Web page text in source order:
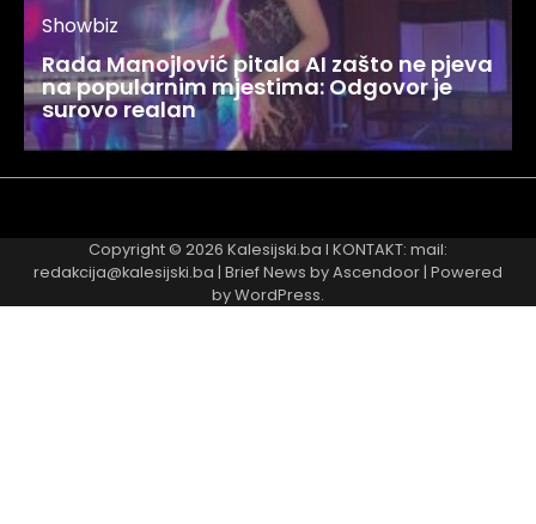
Showbiz
Rada Manojlović pitala AI zašto ne pjeva
na popularnim mjestima: Odgovor je
surovo realan
Copyright © 2026 Kalesijski.ba I KONTAKT: mail:
redakcija@kalesijski.ba | Brief News byAscendoor| Powered
byWordPress.